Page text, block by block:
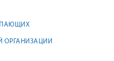
ОРГАНИЗАЦИИ